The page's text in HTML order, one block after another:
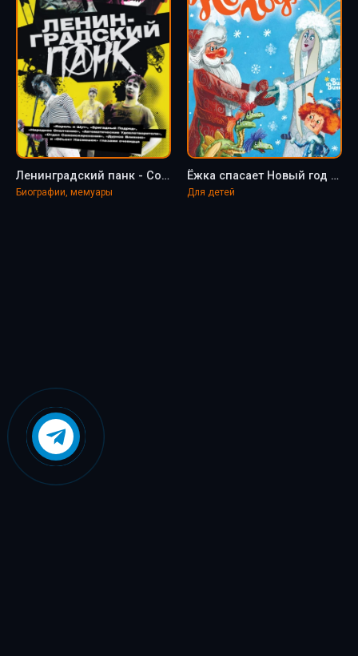
Ленинградский панк - Соя Антон
Биографии, мемуары
Ёжка спасает Новый год - Соя Антон
Для детей